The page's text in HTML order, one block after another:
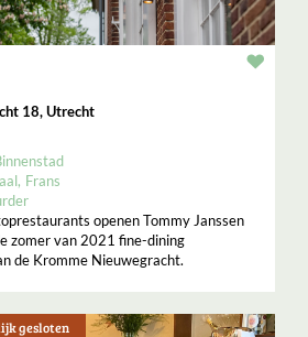
18, Utrecht
Frans
openen Tommy Janssen
zomer van 2021 fine-dining
de Kromme Nieuwegracht.
gesloten